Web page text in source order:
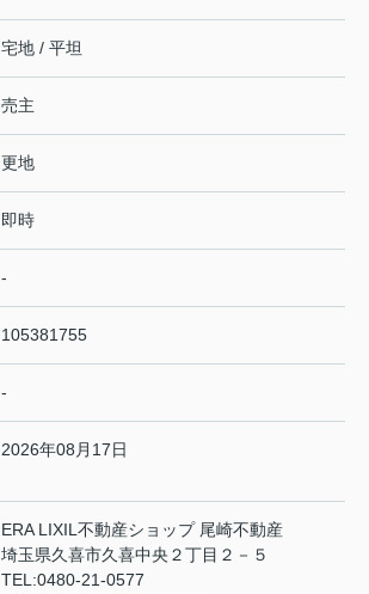
宅地 / 平坦
売主
更地
即時
-
105381755
-
2026年08月17日
ERA LIXIL不動産ショップ 尾崎不動産
埼玉県久喜市久喜中央２丁目２－５
TEL:0480-21-0577